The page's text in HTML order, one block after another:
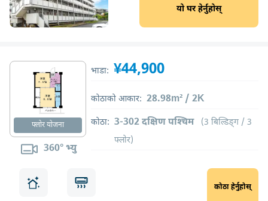
यो घर हेर्नुहोस्
फ्लोर योजना
360° भ्यु
भाडा: ¥44,900
कोठाको आकार: 28.98m² / 2K
कोठा: 3-302 दक्षिण पश्चिम
(3 बिल्डिङ्ग / 3
फ्लोर)
कोठा हेर्नुहोस्